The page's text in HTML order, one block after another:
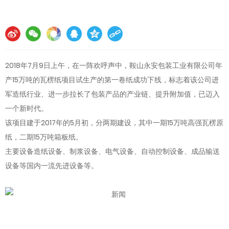
2018年7月9日上午，在一阵欢呼声中，鞍山永安包装工业有限公司年
产15万吨的瓦楞纸项目试生产的第一卷纸成功下线，标志着该公司进
军造纸行业、进一步拉长了包装产品的产业链、提升附加值，已迈入
一个新时代。
该项目建于2017年的5月初，分两期建设，其中一期15万吨高强瓦楞原
纸，二期15万吨箱板纸。
主要设备造纸设备、制浆设备、电气设备、自动控制设备、成品输送
设备等国内一流先进设备等。